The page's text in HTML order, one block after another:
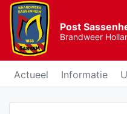
Post
Brandweer
Actueel Informatie